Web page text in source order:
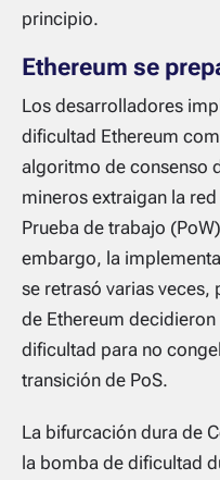
principio.
Ethereum se
Los desarrolladores
dificultad Ethereum
algoritmo de consenso
mineros extraigan la
Prueba de trabajo
embargo, la
se retrasó varias
de Ethereum
dificultad para no
transición de PoS.
La bifurcación dura de
la bomba de dificultad